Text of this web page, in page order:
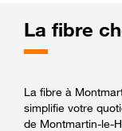
La fibre
La fibre à
simplifie votre
de Montmartin-le-